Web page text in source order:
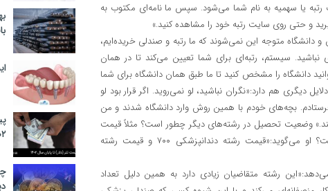
رتبه یا سهمیه به نام شما می‌شود. سپس ما نامه‌ای مکتوب به
و حتی روی سایت رتبه خود را مشاهده کنید.»
متوجه این نمی‌شوند که ما رتبه و صندلی خریده‌ایم،
سیستم، رتبه‌ای برای شما تعیین می‌کند تا در همان
دانشگاه را مشخص کنید تا ما طبق همان دانشگاه برای شما
دیگری هم دارد:«نگران نباشید، لو نمی‌روید. اگر قرار بود لو
بچه‌های خودم با همین روش وارد دانشگاه شدند و من
وضعیت تحصیل در رشته‌های دیگر چطور است؟ مثلاً قیمت
صندلی برای رشته داروسازی و دندانپزشکی چقدر است؟ او می‌گوید:«قیمت رشته دندانپزشکی ۷۰۰ و قیمت رشته
رشته متقاضیان زیادی دارد به همین دلیل تعداد